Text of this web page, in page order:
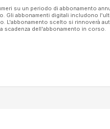
su un periodo di abbonamento
abbonamenti digitali includono
L'abbonamento scelto si rinnoverà
scadenza dell'abbonamento in corso.